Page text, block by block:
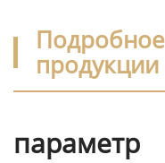
продукции
параметр